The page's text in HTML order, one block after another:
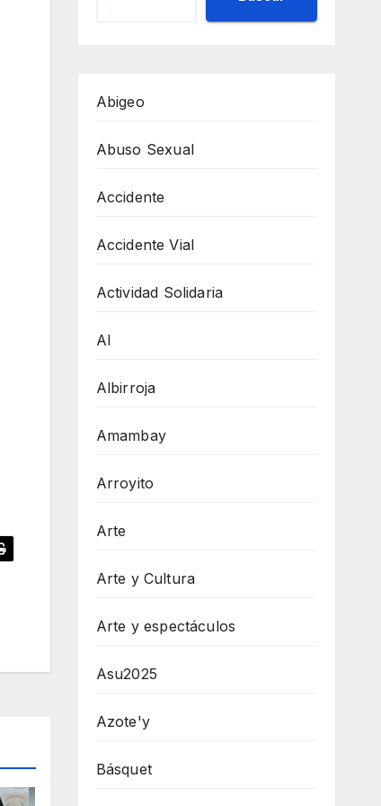
Abigeo
Abuso Sexual
Accidente
Accidente Vial
Actividad Solidaria
AI
Albirroja
Amambay
Arroyito
Arte
Arte y Cultura
Arte y espectáculos
Asu2025
Azote'y
Básquet